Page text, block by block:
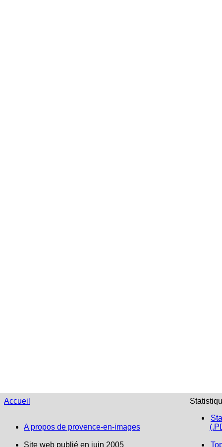
Accueil
A propos de provence-en-images
Site web publié en juin 2005